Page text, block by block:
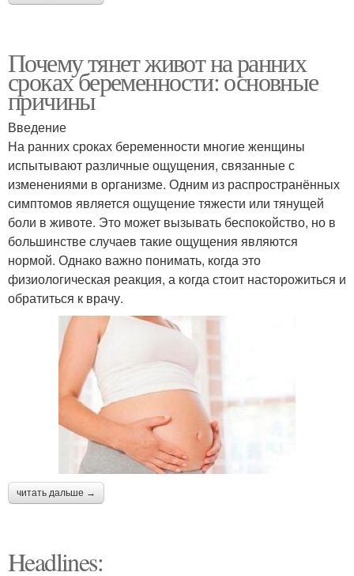
Почему тянет живот на ранних
сроках беременности: основные
причины
Введение
На ранних сроках беременности многие женщины
испытывают различные ощущения, связанные с
изменениями в организме. Одним из распространённых
симптомов является ощущение тяжести или тянущей
боли в животе. Это может вызывать беспокойство, но в
большинстве случаев такие ощущения являются
нормой. Однако важно понимать, когда это
физиологическая реакция, а когда стоит насторожиться и
обратиться к врачу.
читать дальше →
Headlines: